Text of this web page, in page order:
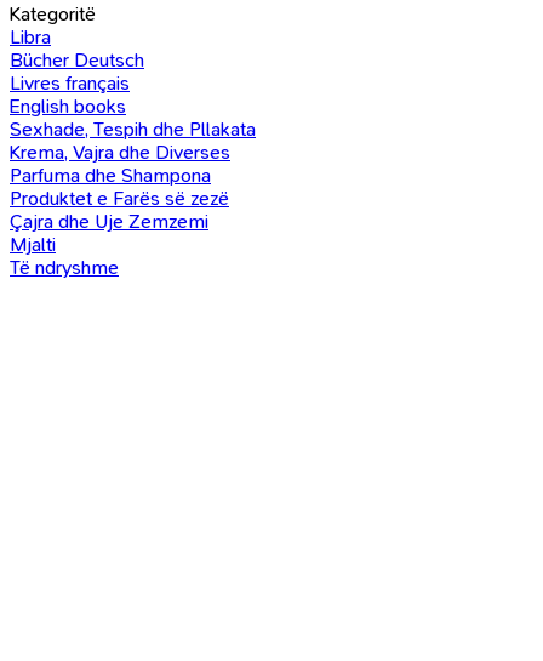
Kategoritë
Libra
Bücher Deutsch
Livres français
English books
Sexhade, Tespih dhe Pllakata
Krema, Vajra dhe Diverses
Parfuma dhe Shampona
Produktet e Farës së zezë
Çajra dhe Uje Zemzemi
Mjalti
Të ndryshme